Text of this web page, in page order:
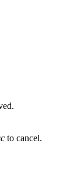
to cancel.